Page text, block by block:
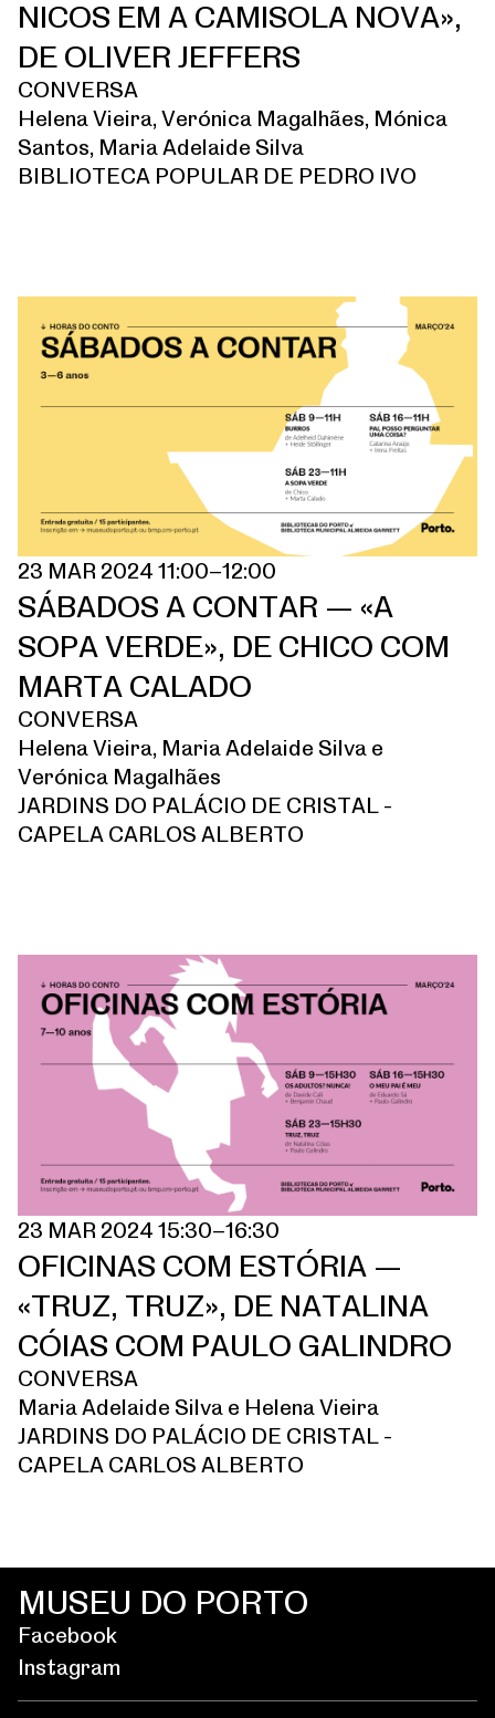
NICOS EM A CAMISOLA NOVA»,
DE OLIVER JEFFERS
CONVERSA
Helena Vieira, Verónica Magalhães, Mónica
Santos, Maria Adelaide Silva
BIBLIOTECA POPULAR DE PEDRO IVO
23 MAR 2024 11:00–12:00
SÁBADOS A CONTAR — «A
SOPA VERDE», DE CHICO COM
MARTA CALADO
CONVERSA
Helena Vieira, Maria Adelaide Silva e
Verónica Magalhães
JARDINS DO PALÁCIO DE CRISTAL -
CAPELA CARLOS ALBERTO
23 MAR 2024 15:30–16:30
OFICINAS COM ESTÓRIA —
«TRUZ, TRUZ», DE NATALINA
CÓIAS COM PAULO GALINDRO
CONVERSA
Maria Adelaide Silva e Helena Vieira
JARDINS DO PALÁCIO DE CRISTAL -
CAPELA CARLOS ALBERTO
MUSEU DO PORTO
Facebook
Instagram